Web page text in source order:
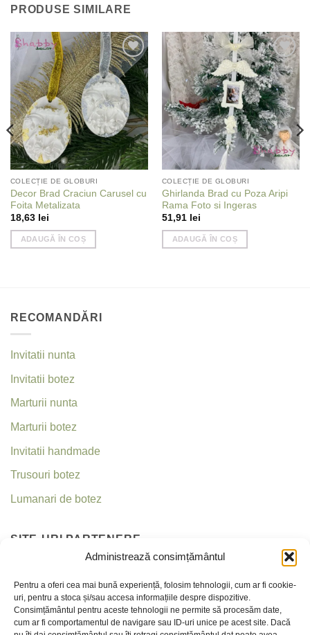
Administrează consimțământul
Pentru a oferi cea mai bună experiență, folosim tehnologii, cum ar fi cookie-
uri, pentru a stoca și/sau accesa informațiile despre dispozitive.
Consimțământul pentru aceste tehnologii ne permite să procesăm date,
cum ar fi comportamentul de navigare sau ID-uri unice pe acest site. Dacă
PRODUSE SIMILARE
Add to
wishlist
COLECȚIE DE GLOBURI
Decor Brad Craciun Carusel cu
Foita Metalizata
18,63 lei
ADAUGĂ ÎN COȘ
Add to
wishlist
COLECȚIE DE GLOBURI
Ghirlanda Brad cu Poza Aripi
Rama Foto si Ingeras
51,91 lei
ADAUGĂ ÎN COȘ
RECOMANDĂRI
Invitatii nunta
Invitatii botez
Marturii nunta
Marturii botez
Invitatii handmade
Trusouri botez
Lumanari de botez
SITE-URI PARTENERE
Criseea